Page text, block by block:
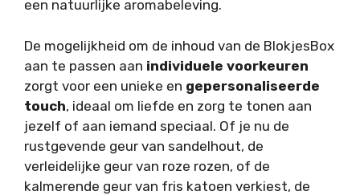
een natuurlijke aromabeleving.
De mogelijkheid om de inhoud van de BlokjesBox
aan te passen aan individuele voorkeuren
zorgt voor een unieke en gepersonaliseerde
touch, ideaal om liefde en zorg te tonen aan
jezelf of aan iemand speciaal. Of je nu de
rustgevende geur van sandelhout, de
verleidelijke geur van roze rozen, of de
kalmerende geur van fris katoen verkiest, de